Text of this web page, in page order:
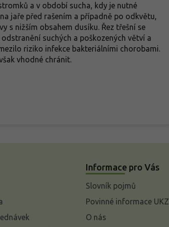
a v období sucha, kdy je nutné
jaře před rašením a případně po odkvětu,
s nižším obsahem dusíku. Řez třešní se
suchých a poškozených větví a
riziko infekce bakteriálními chorobami.
vhodné chránit.
Informace pro Vás
Slovník pojmů
Povinné informace
O nás